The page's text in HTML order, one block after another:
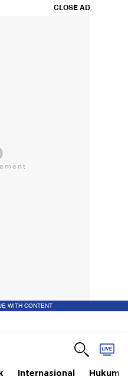
CLOSE AD
WITH CONTENT
Internasional Hukum